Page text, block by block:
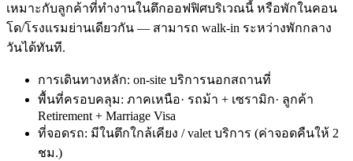
เหมาะกับลูกค้าที่ทำงานในตึกออฟฟิศบริเวณนี้ หรือพักในคอน
โด/โรงแรมย่านเดียวกัน — สามารถ walk-in ระหว่างพักกลาง
วันได้ทันที.
การเดินทางหลัก: on-site บริการนอกสถานที่
พื้นที่ครอบคลุม: ภาคเหนือ· รถม้า + เซรามิก· ลูกค้า
Retirement + Marriage Visa
ที่จอดรถ: มีในตึกใกล้เคียง / valet บริการ (ค่าจอดคืนให้ 2
ชม.)